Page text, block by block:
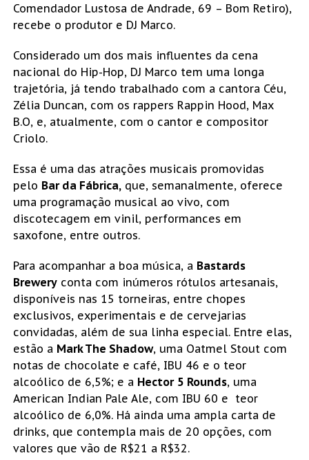
Comendador Lustosa de Andrade, 69 – Bom Retiro),
recebe o produtor e DJ Marco.
Considerado um dos mais influentes da cena
nacional do Hip-Hop, DJ Marco tem uma longa
trajetória, já tendo trabalhado com a cantora Céu,
Zélia Duncan, com os rappers Rappin Hood, Max
B.O, e, atualmente, com o cantor e compositor
Criolo.
Essa é uma das atrações musicais promovidas
pelo Bar da Fábrica, que, semanalmente, oferece
uma programação musical ao vivo, com
discotecagem em vinil, performances em
saxofone, entre outros.
Para acompanhar a boa música, a Bastards
Breweryconta com inúmeros rótulos artesanais,
disponíveis nas 15 torneiras, entre chopes
exclusivos, experimentais e de cervejarias
convidadas, além de sua linha especial. Entre elas,
estão a Mark The Shadow, uma Oatmel Stout com
notas de chocolate e café, IBU 46 e o teor
alcoólico de 6,5%; e a Hector 5 Rounds, uma
American Indian Pale Ale, com IBU 60 e teor
alcoólico de 6,0%. Há ainda uma ampla carta de
drinks, que contempla mais de 20 opções, com
valores que vão de R$21 a R$32.